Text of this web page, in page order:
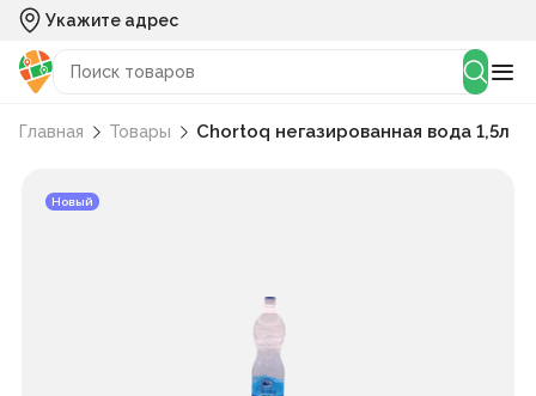
Укажите адрес
Главная Товары Chortoq негазированная вода 1,5л
Новый